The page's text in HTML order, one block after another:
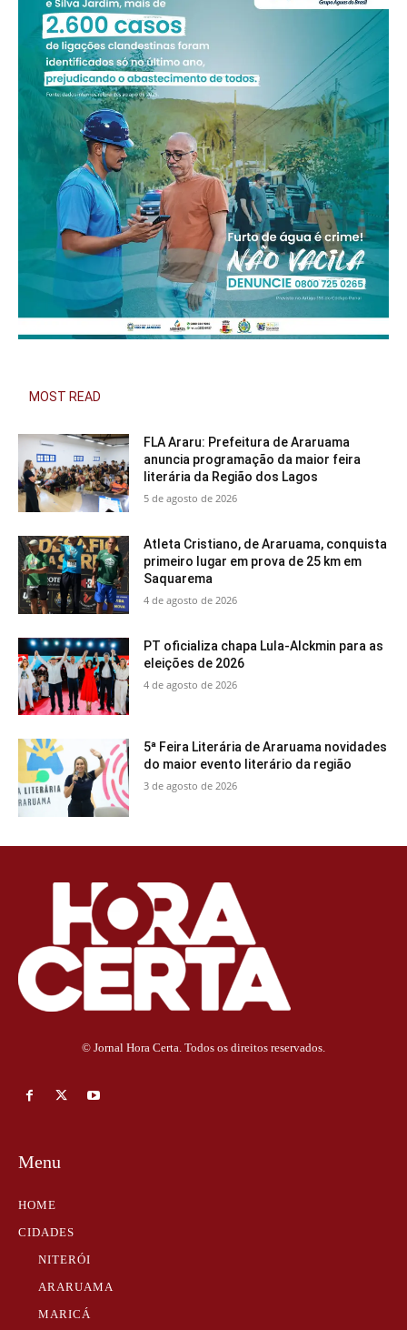
MOST READ
FLA Araru: Prefeitura de Araruama
anuncia programação da maior feira
literária da Região dos Lagos
5 de agosto de 2026
Atleta Cristiano, de Araruama, conquista
primeiro lugar em prova de 25 km em
Saquarema
4 de agosto de 2026
PT oficializa chapa Lula-Alckmin para as
eleições de 2026
4 de agosto de 2026
5ª Feira Literária de Araruama novidades
do maior evento literário da região
3 de agosto de 2026
© Jornal Hora Certa. Todos os direitos reservados.
Menu
HOME
CIDADES
NITERÓI
ARARUAMA
MARICÁ